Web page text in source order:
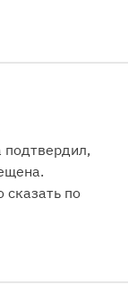
сказать по